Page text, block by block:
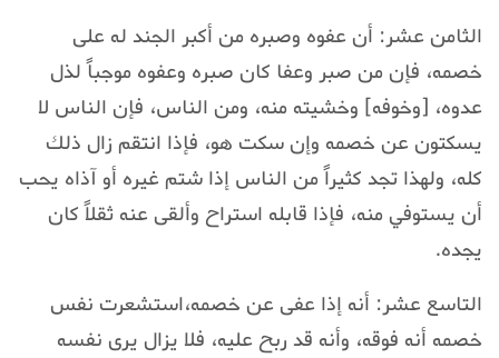
الثامن عشر: أن عفوه وصبره من أكبر الجند له على
خصمه، فإن من صبر وعفا كان صبره وعفوه موجباً لذل
عدوه، [وخوفه] وخشيته منه، ومن الناس، فإن الناس لا
يسكتون عن خصمه وإن سكت هو، فإذا انتقم زال ذلك
كله، ولهذا تجد كثيراً من الناس إذا شتم غيره أو آذاه يحب
أن يستوفي منه، فإذا قابله استراح وألقى عنه ثقلاً كان
يجده.
التاسع عشر: أنه إذا عفى عن خصمه،استشعرت نفس
خصمه أنه فوقه، وأنه قد ربح عليه، فلا يزال يرى نفسه